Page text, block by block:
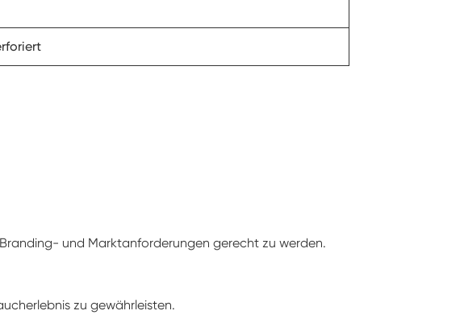
und Marktanforderungen gerecht zu werden.
zu gewährleisten.